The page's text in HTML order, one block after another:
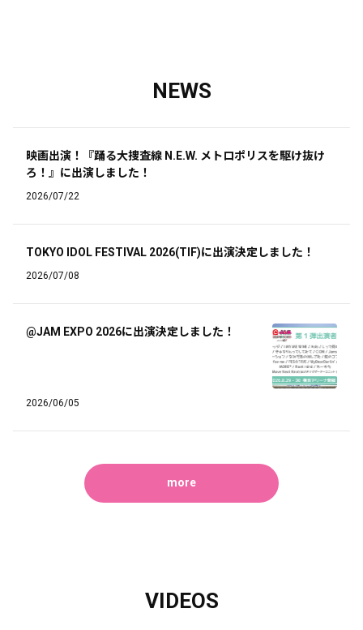
NEWS
映画出演！『踊る大捜査線 N.E.W. メトロポリスを駆け抜け
ろ！』に出演しました！
2026/07/22
TOKYO IDOL FESTIVAL 2026(TIF)に出演決定しました！
2026/07/08
@JAM EXPO 2026に出演決定しました！
2026/06/05
more
VIDEOS